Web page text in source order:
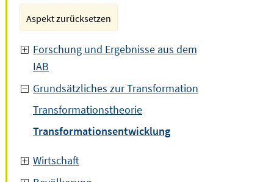
Aspekt zurücksetzen
Forschung und Ergebnisse aus dem
IAB
Grundsätzliches zur Transformation
Transformationstheorie
Transformationsentwicklung
Wirtschaft